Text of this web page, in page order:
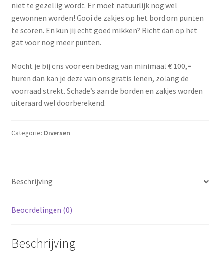
Informatie
Privacyverklaring
Vacature: Medewerker bezorging & opbouw
Wie zijn wij
niet te gezellig wordt. Er moet natuurlijk nog wel
gewonnen worden! Gooi de zakjes op het bord om punten
te scoren. En kun jij echt goed mikken? Richt dan op het
gat voor nog meer punten.
Mocht je bij ons voor een bedrag van minimaal € 100,=
huren dan kan je deze van ons gratis lenen, zolang de
voorraad strekt. Schade’s aan de borden en zakjes worden
uiteraard wel doorberekend.
Categorie: Diversen
Beschrijving
Beoordelingen (0)
Beschrijving